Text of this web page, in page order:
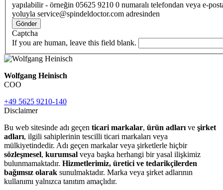
yapılabilir - örneğin 05625 9210 0 numaralı telefondan veya e-
yoluyla service@spindeldoctor.com adresinden
Gönder
Captcha
If you are human, leave this field blank.
Wolfgang Heinisch
COO
+49 5625 9210-140
Disclaimer
Bu web sitesinde adı geçen ticari markalar, ürün adları ve şirket
adları, ilgili sahiplerinin tescilli ticari markaları veya
mülkiyetindedir. Adı geçen markalar veya şirketlerle hiçbir
sözleşmesel, kurumsal veya başka herhangi bir yasal ilişkimiz
bulunmamaktadır. Hizmetlerimiz, üretici ve tedarikçilerden
bağımsız olarak sunulmaktadır. Marka veya şirket adlarının
kullanımı yalnızca tanıtım amaçlıdır.